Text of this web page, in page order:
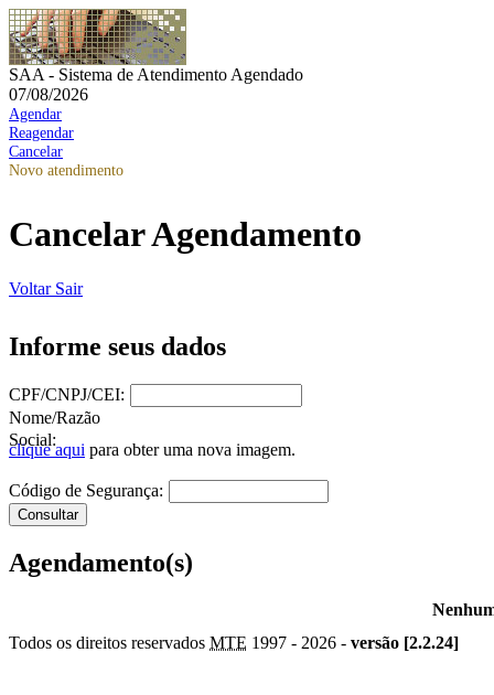
SAA - Sistema de Atendimento Agendado
07/08/2026
Agendar
Reagendar
Cancelar
Novo atendimento
Cancelar Agendamento
Voltar Sair
Informe seus dados
CPF/CNPJ/CEI:
Nome/Razão
Social:
clique aqui para obter uma nova imagem.
Código de Segurança:
Agendamento(s)
Todos os direitos reservados MTE 1997 - 2026 - versão [2.2.24]